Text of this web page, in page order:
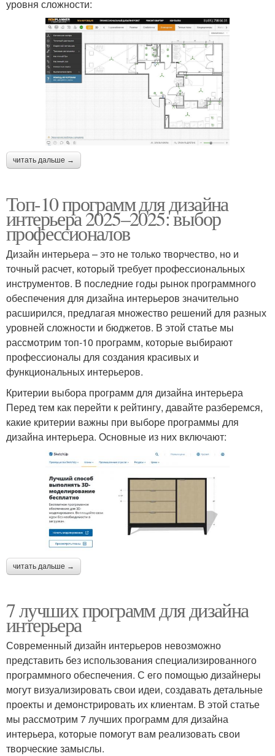
уровня сложности:
читать дальше →
Топ-10 программ для дизайна
интерьера 2025–2025: выбор
профессионалов
Дизайн интерьера – это не только творчество, но и
точный расчет, который требует профессиональных
инструментов. В последние годы рынок программного
обеспечения для дизайна интерьеров значительно
расширился, предлагая множество решений для разных
уровней сложности и бюджетов. В этой статье мы
рассмотрим топ-10 программ, которые выбирают
профессионалы для создания красивых и
функциональных интерьеров.
Критерии выбора программ для дизайна интерьера
Перед тем как перейти к рейтингу, давайте разберемся,
какие критерии важны при выборе программы для
дизайна интерьера. Основные из них включают:
читать дальше →
7 лучших программ для дизайна
интерьера
Современный дизайн интерьеров невозможно
представить без использования специализированного
программного обеспечения. С его помощью дизайнеры
могут визуализировать свои идеи, создавать детальные
проекты и демонстрировать их клиентам. В этой статье
мы рассмотрим 7 лучших программ для дизайна
интерьера, которые помогут вам реализовать свои
творческие замыслы.